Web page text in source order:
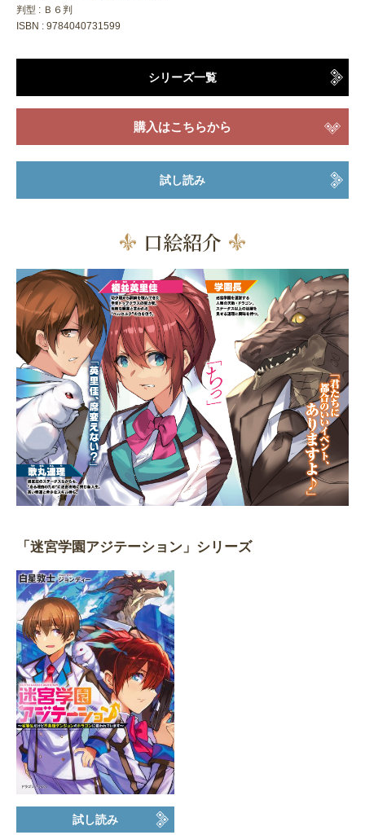
判型 : Ｂ６判
ISBN : 9784040731599
シリーズ一覧
購入はこちらから
試し読み
口絵紹介
「迷宮学園アジテーション」シリーズ
試し読み